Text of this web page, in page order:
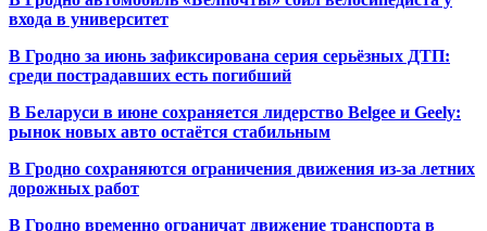
входа в университет
В Гродно за июнь зафиксирована серия серьёзных ДТП:
среди пострадавших есть погибший
В Беларуси в июне сохраняется лидерство Belgee и Geely:
рынок новых авто остаётся стабильным
В Гродно сохраняются ограничения движения из-за летних
дорожных работ
В Гродно временно ограничат движение транспорта в